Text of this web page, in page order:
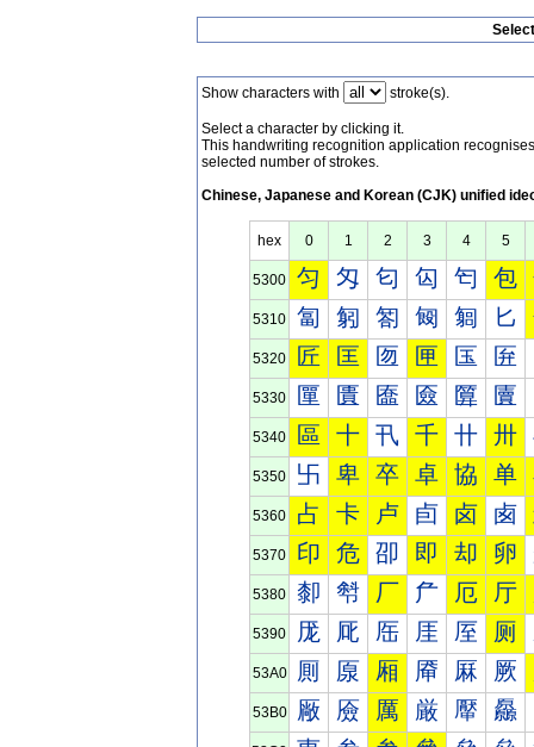
Show characters with stroke(s).
Select a character by clicking it.
This handwriting recognition application
selected number of strokes.
Chinese, Japanese and Korean (CJK) unified
hex 0 1 2 3 4 5
5300 匀 匁 匂 匃 匄 包
5310 匐 匑 匒 匓 匔 匕
5320 匠 匡 匢 匣 匤 匥
5330 匰 匱 匲 匳 匴 匵
5340 區 十 卂 千 卄 卅
5350 卐 卑 卒 卓 協 单
5360 占 卡 卢 卣 卤 卥
5370 印 危 卲 即 却 卵
5380 厀 厁 厂 厃 厄 厅
5390 厐 厑 厒 厓 厔 厕
53A0 厠 厡 厢 厣 厤 厥
53B0 厰 厱 厲 厳 厴 厵